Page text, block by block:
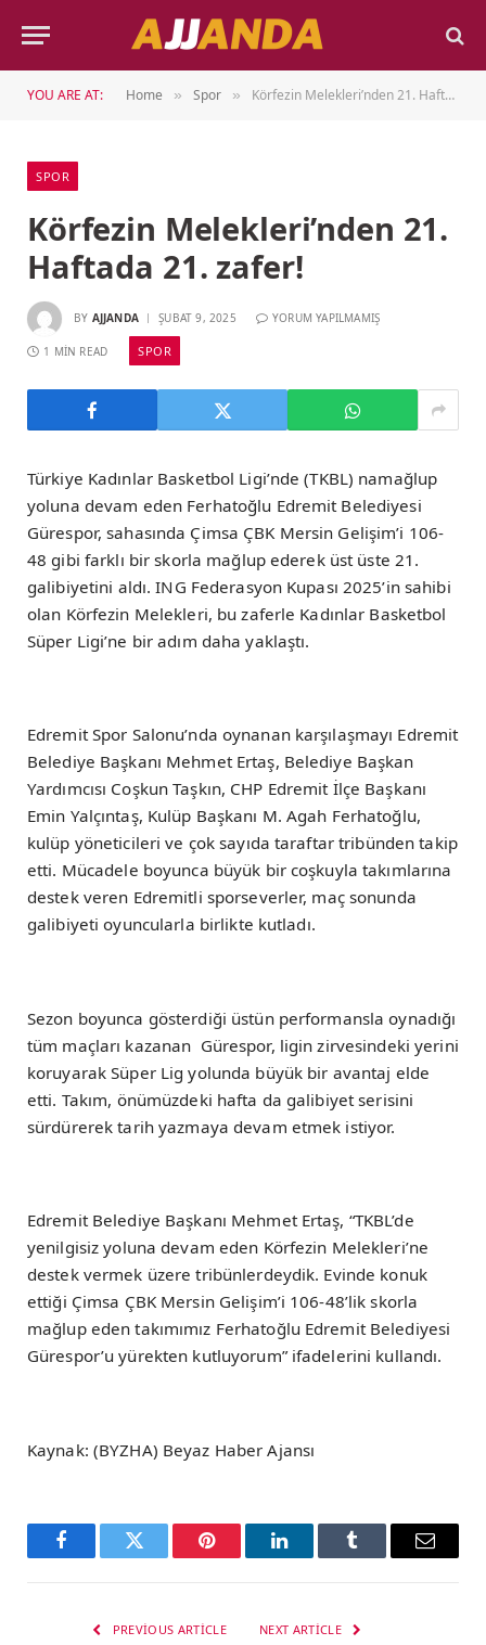
YOU ARE AT: Home » Spor » Körfezin Melekleri’nden 21. Haftada 21. zafer!
SPOR
Körfezin Melekleri’nden 21.
Haftada 21. zafer!
BY AJJANDA ŞUBAT 9, 2025 YORUM YAPILMAMIŞ
1 MIN READ SPOR
Türkiye Kadınlar Basketbol Ligi’nde (TKBL) namağlup
yoluna devam eden Ferhatoğlu Edremit Belediyesi
Gürespor, sahasında Çimsa ÇBK Mersin Gelişim’i 106-
48 gibi farklı bir skorla mağlup ederek üst üste 21.
galibiyetini aldı. ING Federasyon Kupası 2025’in sahibi
olan Körfezin Melekleri, bu zaferle Kadınlar Basketbol
Süper Ligi’ne bir adım daha yaklaştı.
Edremit Spor Salonu’nda oynanan karşılaşmayı Edremit
Belediye Başkanı Mehmet Ertaş, Belediye Başkan
Yardımcısı Coşkun Taşkın, CHP Edremit İlçe Başkanı
Emin Yalçıntaş, Kulüp Başkanı M. Agah Ferhatoğlu,
kulüp yöneticileri ve çok sayıda taraftar tribünden takip
etti. Mücadele boyunca büyük bir coşkuyla takımlarına
destek veren Edremitli sporseverler, maç sonunda
galibiyeti oyuncularla birlikte kutladı.
Sezon boyunca gösterdiği üstün performansla oynadığı
tüm maçları kazanan Gürespor, ligin zirvesindeki yerini
koruyarak Süper Lig yolunda büyük bir avantaj elde
etti. Takım, önümüzdeki hafta da galibiyet serisini
sürdürerek tarih yazmaya devam etmek istiyor.
Edremit Belediye Başkanı Mehmet Ertaş, “TKBL’de
yenilgisiz yoluna devam eden Körfezin Melekleri’ne
destek vermek üzere tribünlerdeydik. Evinde konuk
ettiği Çimsa ÇBK Mersin Gelişim’i 106-48’lik skorla
mağlup eden takımımız Ferhatoğlu Edremit Belediyesi
Gürespor’u yürekten kutluyorum” ifadelerini kullandı.
Kaynak: (BYZHA) Beyaz Haber Ajansı
FacebookTwitter Pinterest LinkedInTumblr Email
PREVIOUS ARTICLE NEXT ARTICLE